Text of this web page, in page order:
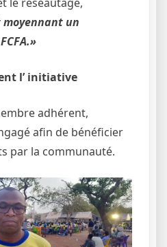
un
l’ initiative
adhérent,
afin de bénéficier
par la communauté.